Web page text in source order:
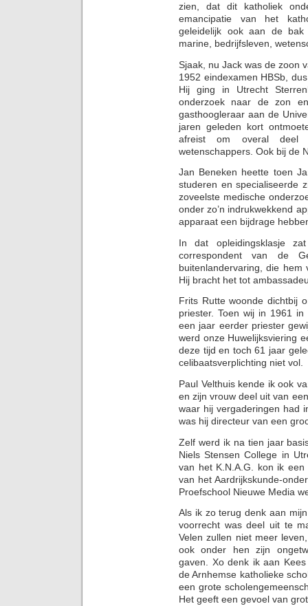
zien, dat dit katholiek
emancipatie van het
geleidelijk ook aan de
marine, bedrijfsleven,
Sjaak, nu Jack was de zoon
1952 eindexamen HBSb,
Hij ging in Utrecht
onderzoek naar de zon
gasthoogleraar aan de
jaren geleden kort
afreist om overal deel
wetenschappers. Ook bij de
Jan Beneken heette toen
studeren en specialiseerde
zoveelste medische
onder zo’n indrukwekkend
apparaat een bijdrage
In dat opleidingsklasje
correspondent van de
buitenlandervaring, die hem
Hij bracht het tot
Frits Rutte woonde dichtbij
priester. Toen wij in 1961
een jaar eerder priester
werd onze Huwelijksviering
deze tijd en toch 61 jaar
celibaatsverplichting niet vol.
Paul Velthuis kende ik ook
en zijn vrouw deel uit van
waar hij vergaderingen had
was hij directeur van een
Zelf werd ik na tien jaar
Niels Stensen College in
van het K.N.A.G. kon ik
van het Aardrijkskunde-
Proefschool Nieuwe Media
Als ik zo terug denk aan
voorrecht was deel uit te
Velen zullen niet meer
ook onder hen zijn
gaven. Xo denk ik aan
de Arnhemse katholieke
een grote
Het geeft een gevoel van